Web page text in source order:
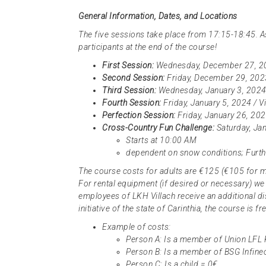
General Information, Dates, and Locations
The five sessions take place from 17:15-18:45.
participants at the end of the course!
First Session: Wednesday, December 27,
Second Session: Friday, December 29,
Third Session: Wednesday, January 3,
Fourth Session: Friday, January 5, 2024 /
Perfection Session: Friday, January 26,
Cross-Country Fun Challenge: Saturday,
Starts at 10:00 AM
dependent on snow conditions;
The course costs for adults are €125 (€105 for
For rental equipment (if desired or necessary)
employees of LKH Villach receive an additional
initiative of the state of Carinthia, the course is
Example of costs:
Person A: Is a member of Union
Person B: Is a member of BSG